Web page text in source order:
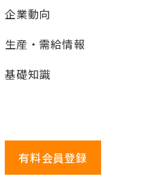
企業動向
生産・需給情報
基礎知識
有料会員登録